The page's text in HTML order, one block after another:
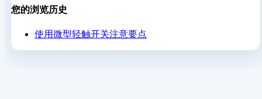
您的浏览历史
使用微型轻触开关注意要点